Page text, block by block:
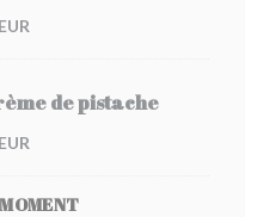
de pistache